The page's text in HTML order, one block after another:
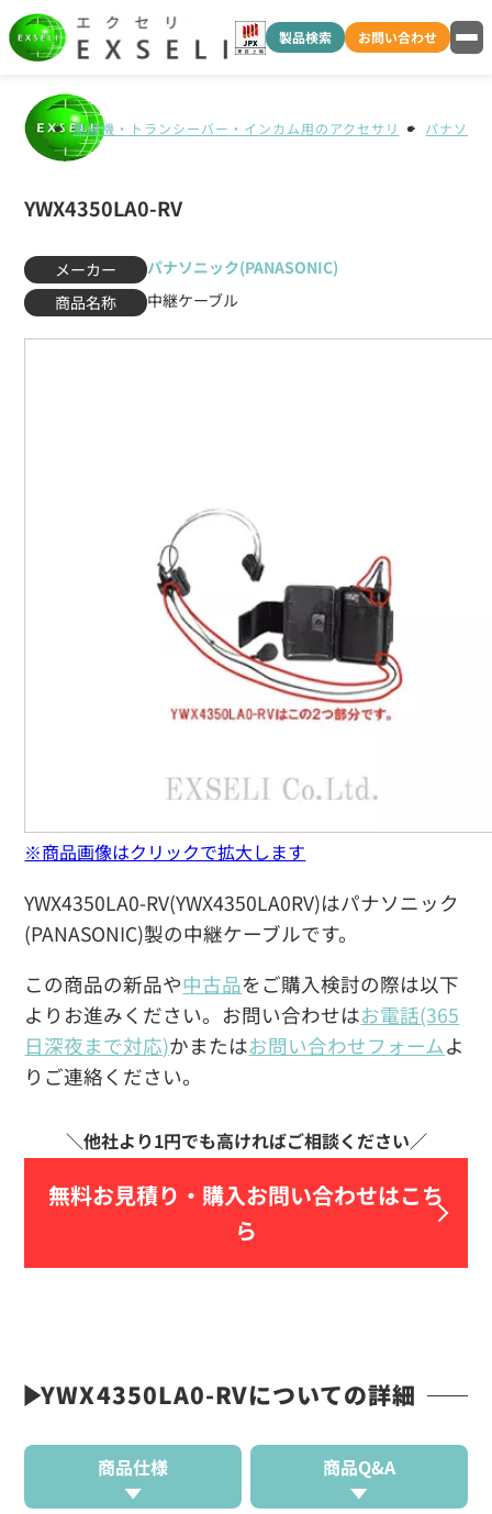
製品検索 お問い合わせ
無線機・トランシーバー・インカム用のアクセサリ パナソニ
YWX4350LA0-RV
メーカー
パナソニック(PANASONIC)
商品名称
中継ケーブル
YWX4350LA0-RV(YWX4350LA0RV)はパナソニック
(PANASONIC)製の中継ケーブルです。
この商品の新品や中古品をご購入検討の際は以下
よりお進みください。お問い合わせはお電話(365
日深夜まで対応)かまたはお問い合わせフォームよ
りご連絡ください。
無料お見積り・ 購入お問い合わせはこち
ら
※商品画像はクリックで拡大します
YWX4350LA0-RVについての詳細
商品仕様 商品Q&A